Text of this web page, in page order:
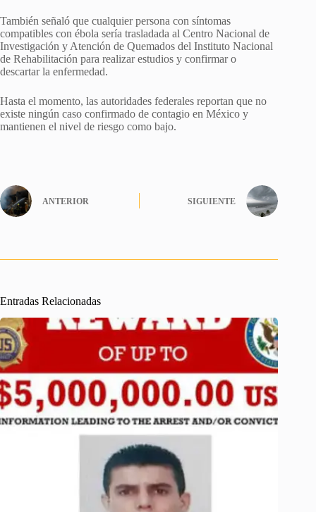
También señaló que cualquier persona con síntomas
compatibles con ébola sería trasladada al Centro Nacional de
Investigación y Atención de Quemados del Instituto Nacional
de Rehabilitación para realizar estudios y confirmar o
descartar la enfermedad.
Hasta el momento, las autoridades federales reportan que no
existe ningún caso confirmado de contagio en México y
mantienen el nivel de riesgo como bajo.
ANTERIOR SIGUIENTE
Entradas Relacionadas